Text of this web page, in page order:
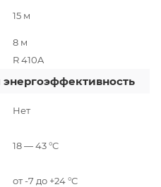
15 м
8 м
R 410A
Нет
18 — 43 °C
от -7 до +24 °C